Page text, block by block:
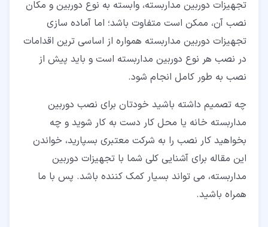
Equipment)
۲‏- کابل کواکسیال از تجهیزات دوربین مداربسته (Coaxial
Cable)
۳‏- مانیتور دوربین مداربسته (Monitor)
مداربسته (Video Recorders)
۵‏- فضای ذخیره سازی فیلم های دوربین مداربسته (Storage
Space)
۶‏- سخن پایانی
تجهیزات دوربین مداربسته، وابسته به نوع دوربین و مکان
نصب آن، ممکن است متفاوت باشد؛ اما آماده سازی
تجهیزات دوربین مداربسته همواره از اساسی ترین اقدامات
در نصب هر نوع دوربین مداربسته است و باید پیش از
نصب به طور کامل انجام شود.
چه تصمیم داشته باشید خودتان برای نصب دوربین
مداربسته خانه یا محل کار دست به کار شوید و چه
بخواهید کار نصب را به شرکت معتبری بسپارید، خواندن
این مقاله برای آشنایی کلی شما با تجهیزات دوربین
مداربسته، می تواند بسیار کمک کننده باشد. پس با ما
همراه باشید.